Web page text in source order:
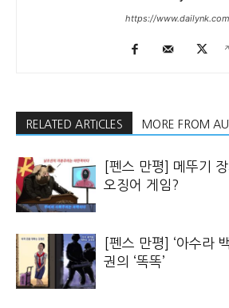
https://
RELATED ARTICLES MORE FROM
[펜스 만평] 메뚜기
오징어 게임?
[펜스 만평] ‘아수라
권의 ‘똑똑’